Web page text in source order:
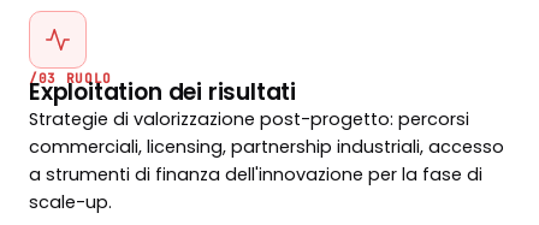
/03 RUOLO
Exploitation dei risultati
Strategie di valorizzazione post-progetto: percorsi
commerciali, licensing, partnership industriali, accesso
a strumenti di finanza dell'innovazione per la fase di
scale-up.